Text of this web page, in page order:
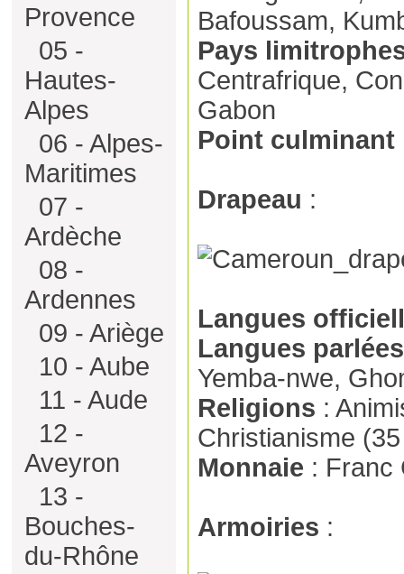
Provence
05 -
Hautes-
Alpes
06 - Alpes-
Maritimes
07 -
Ardèche
08 -
Ardennes
09 - Ariège
10 - Aube
11 - Aude
12 -
Aveyron
13 -
Bouches-
du-Rhône
Bafoussam,
Pays
Centrafrique,
Gabon
Point culminant
Drapeau :
Langues
Langues parlées
Yemba-nwe,
Religions :
Christianisme
Monnaie : Franc
Armoiries :